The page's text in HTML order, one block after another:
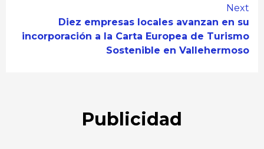
Next
Diez empresas locales avanzan en su
incorporación a la Carta Europea de Turismo
Sostenible en Vallehermoso
Publicidad